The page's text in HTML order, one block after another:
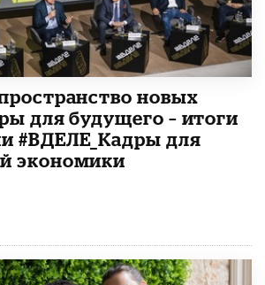
новых
для будущего – итоги
#ВДЕЛЕ_Кадры для
экономики